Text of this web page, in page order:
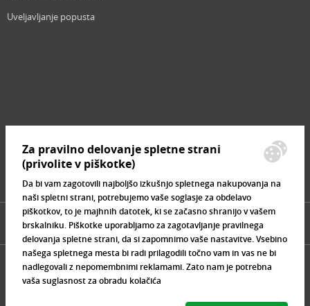
Uveljavljanje popusta
Znamke, ki se prodajajo
Za pravilno delovanje spletne strani
(privolite v piškotke)
Da bi vam zagotovili najboljšo izkušnjo spletnega nakupovanja na
naši spletni strani, potrebujemo vaše soglasje za obdelavo
piškotkov, to je majhnih datotek, ki se začasno shranijo v vašem
brskalniku. Piškotke uporabljamo za zagotavljanje pravilnega
delovanja spletne strani, da si zapomnimo vaše nastavitve. Vsebino
našega spletnega mesta bi radi prilagodili točno vam in vas ne bi
nadlegovali z nepomembnimi reklamami. Zato nam je potrebna
vaša suglasnost za obradu kolačića